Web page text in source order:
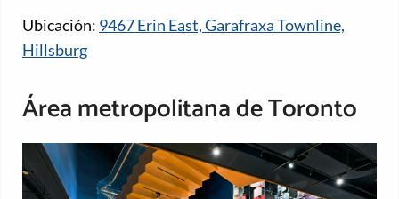
Ubicación: 9467 Erin East, Garafraxa Townline,
Hillsburg
Área metropolitana de Toronto